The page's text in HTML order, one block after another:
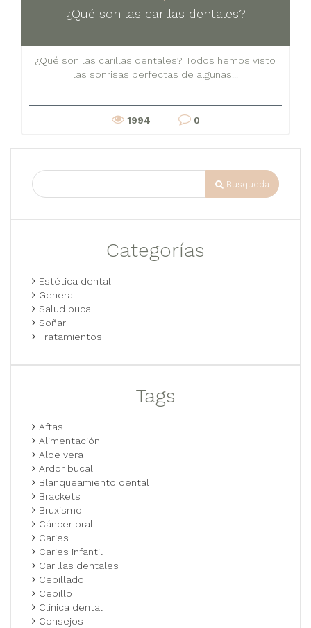
¿Qué son las carillas dentales?
¿Qué son las carillas dentales? Todos hemos visto
las sonrisas perfectas de algunas...
1994 0
Busqueda
Categorías
Estética dental
General
Salud bucal
Soñar
Tratamientos
Tags
Aftas
Alimentación
Aloe vera
Ardor bucal
Blanqueamiento dental
Brackets
Bruxismo
Cáncer oral
Caries
Caries infantil
Carillas dentales
Cepillado
Cepillo
Clínica dental
Consejos